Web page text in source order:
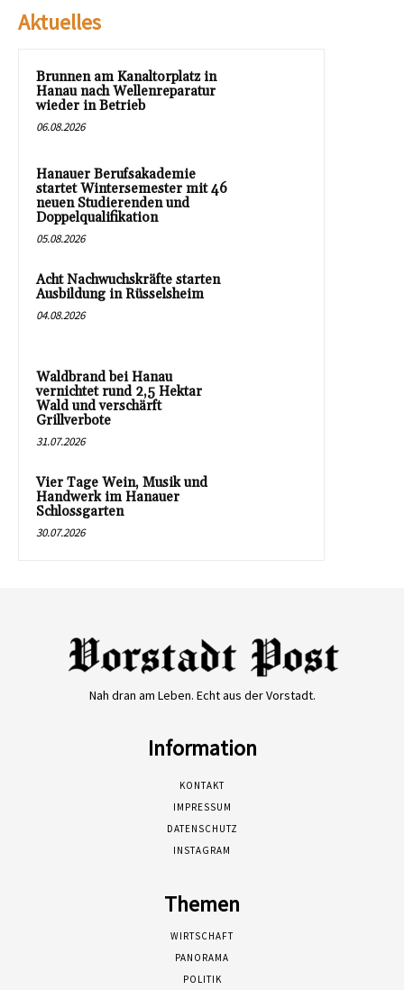
Aktuelles
Brunnen am Kanaltorplatz in
Hanau nach Wellenreparatur
wieder in Betrieb
06.08.2026
Hanauer Berufsakademie
startet Wintersemester mit 46
neuen Studierenden und
Doppelqualifikation
05.08.2026
Acht Nachwuchskräfte starten
Ausbildung in Rüsselsheim
04.08.2026
Waldbrand bei Hanau
vernichtet rund 2,5 Hektar
Wald und verschärft
Grillverbote
31.07.2026
Vier Tage Wein, Musik und
Handwerk im Hanauer
Schlossgarten
30.07.2026
Nah dran am Leben. Echt aus der Vorstadt.
Information
KONTAKT
IMPRESSUM
DATENSCHUTZ
INSTAGRAM
Themen
WIRTSCHAFT
PANORAMA
POLITIK